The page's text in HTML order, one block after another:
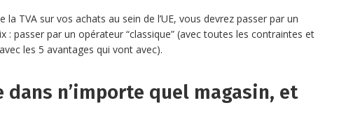
TVA sur vos achats au sein de l’UE, vous devrez passer par un
: passer par un opérateur “classique” (avec toutes les contraintes et
les 5 avantages qui vont avec).
n’importe quel magasin, et